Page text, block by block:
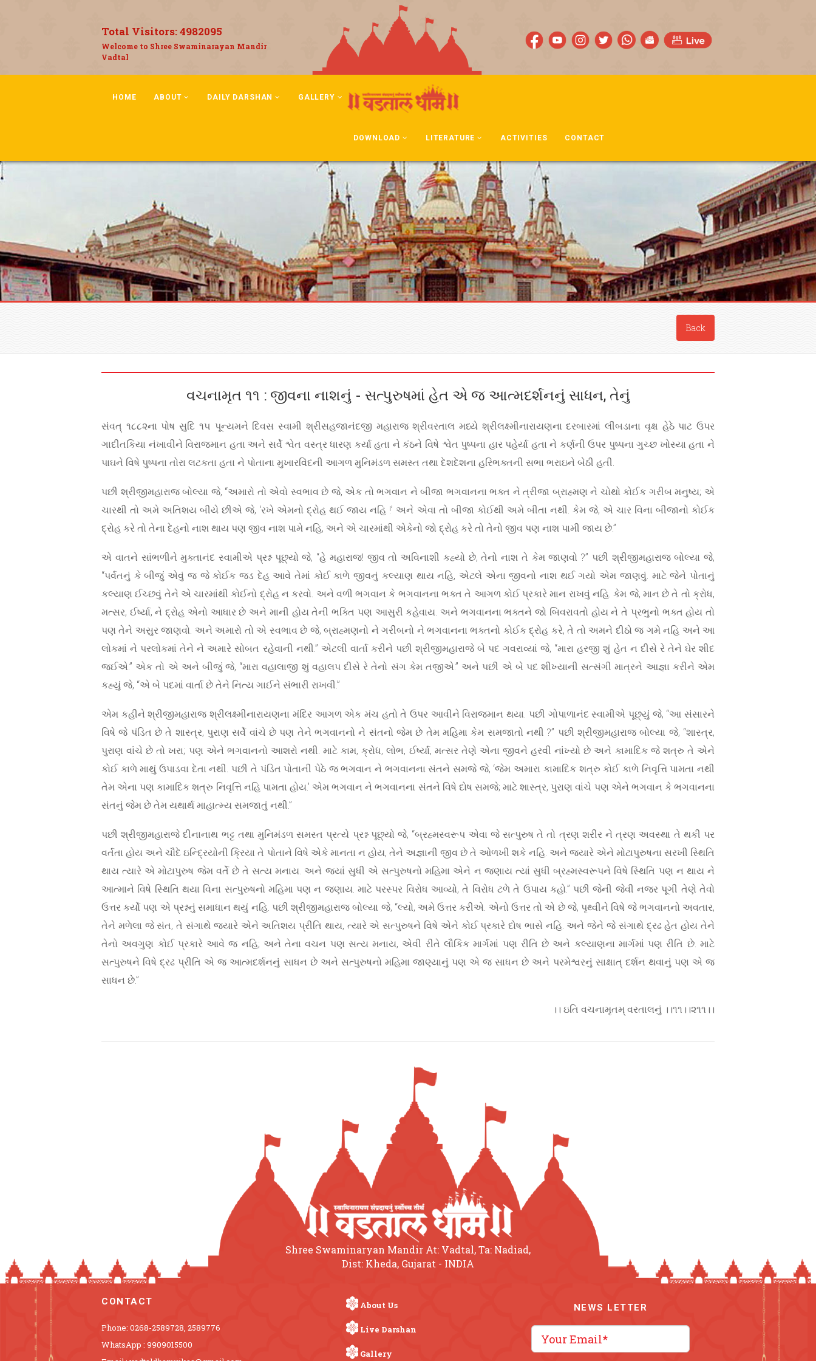
Total Visitors:4982095
Welcome to Shree Swaminarayan Mandir
Vadtal
HOME ABOUT DAILY DARSHAN GALLERY
DOWNLOAD LITERATURE ACTIVITIES CONTACT
Back
વચનામૃત ૧૧ : જીવના નાશનું - સત્પુરુષમાં હેત એ જ આત્મદર્શનનું સાધન, તેનું
સંવત્ ૧૮૮૨ના પોષ સુદિ ૧૫ પૂન્યમને દિવસ સ્વામી શ્રીસહજાનંદજી મહારાજ શ્રીવરતાલ મધ્યે શ્રીલક્ષ્મીનારાયણના દરબારમાં લીંબડાના વૃક્ષ હેઠે પાટ ઉપર
ગાદીતકિયા નંખાવીને વિરાજમાન હતા અને સર્વે શ્વેત વસ્ત્ર ધારણ કર્યા હતા ને કંઠને વિષે શ્વેત પુષ્પના હાર પહેર્યા હતા ને કર્ણની ઉપર પુષ્પના ગુચ્છ ખોસ્યા હતા ને
પાઘને વિષે પુષ્પના તોરા લટકતા હતા ને પોતાના મુખારવિંદની આગળ મુનિમંડળ સમસ્ત તથા દેશદેશના હરિભક્તની સભા ભરાઇને બેઠી હતી.
પછી શ્રીજીમહારાજ બોલ્યા જે, “અમારો તો એવો સ્વભાવ છે જે, એક તો ભગવાન ને બીજા ભગવાનના ભક્ત ને ત્રીજા બ્રાહ્મણ ને ચોથો કોઈક ગરીબ મનુષ્ય; એ
ચારથી તો અમે અતિશય બીયે છીએ જે, ‘રખે એમનો દ્રોહ થઈ જાય નહિ !’ અને એવા તો બીજા કોઈથી અમે બીતા નથી. કેમ જે, એ ચાર વિના બીજાનો કોઈક
દ્રોહ કરે તો તેના દેહનો નાશ થાય પણ જીવ નાશ પામે નહિ, અને એ ચારમાંથી એકેનો જો દ્રોહ કરે તો તેનો જીવ પણ નાશ પામી જાય છે.”
એ વાતને સાંભળીને મુક્તાનંદ સ્વામીએ પ્રશ્ન પૂછ્યો જે, “હે મહારાજ! જીવ તો અવિનાશી કહ્યો છે, તેનો નાશ તે કેમ જાણવો ?” પછી શ્રીજીમહારાજ બોલ્યા જે,
“પર્વતનું કે બીજું એવું જ જે કોઈક જડ દેહ આવે તેમાં કોઈ કાળે જીવનું કલ્યાણ થાય નહિ, એટલે એના જીવનો નાશ થઈ ગયો એમ જાણવું. માટે જેને પોતાનું
કલ્યાણ ઈચ્છવું તેને એ ચારમાંથી કોઈનો દ્રોહ ન કરવો. અને વળી ભગવાન કે ભગવાનના ભક્ત તે આગળ કોઈ પ્રકારે માન રાખવું નહિ. કેમ જે, માન છે તે તો ક્રોધ,
મત્સર, ઈર્ષ્યા, ને દ્રોહ એનો આધાર છે અને માની હોય તેની ભક્તિ પણ આસુરી કહેવાય. અને ભગવાનના ભક્તને જો બિવરાવતો હોય ને તે પ્રભુનો ભક્ત હોય તો
પણ તેને અસુર જાણવો. અને અમારો તો એ સ્વભાવ છે જે, બ્રાહ્મણનો ને ગરીબનો ને ભગવાનના ભક્તનો કોઈક દ્રોહ કરે, તે તો અમને દીઠો જ ગમે નહિ અને આ
લોકમાં ને પરલોકમાં તેને ને અમારે સોબત રહેવાની નથી.” એટલી વાર્તા કરીને પછી શ્રીજીમહારાજે બે પદ ગવરાવ્યાં જે, “મારા હરજી શું હેત ન દીસે રે તેને ઘેર શીદ
જઈએ.” એક તો એ અને બીજું જે, “મારા વહાલાજી શું વહાલપ દીસે રે તેનો સંગ કેમ તજીએ.” અને પછી એ બે પદ શીખ્યાની સત્સંગી માત્રને આજ્ઞા કરીને એમ
કહ્યું જે, “એ બે પદમાં વાર્તા છે તેને નિત્ય ગાઈને સંભારી રાખવી.”
એમ કહીને શ્રીજીમહારાજ શ્રીલક્ષ્મીનારાયણના મંદિર આગળ એક મંચ હતો તે ઉપર આવીને વિરાજમાન થયા. પછી ગોપાળાનંદ સ્વામીએ પૂછ્યું જે, “આ સંસારને
વિષે જે પંડિત છે તે શાસ્ત્ર, પુરાણ સર્વે વાંચે છે પણ તેને ભગવાનનો ને સંતનો જેમ છે તેમ મહિમા કેમ સમજાતો નથી ?” પછી શ્રીજીમહારાજ બોલ્યા જે, “શાસ્ત્ર,
પુરાણ વાંચે છે તો ખરા; પણ એને ભગવાનનો આશરો નથી. માટે કામ, ક્રોધ, લોભ, ઈર્ષ્યા, મત્સર તેણે એના જીવને હરવી નાંખ્યો છે અને કામાદિક જે શત્રુ તે એને
કોઈ કાળે માથું ઉપાડવા દેતા નથી. પછી તે પંડિત પોતાની પેઠે જ ભગવાન ને ભગવાનના સંતને સમજે જે, ‘જેમ અમારા કામાદિક શત્રુ કોઈ કાળે નિવૃત્તિ પામતા નથી
તેમ એના પણ કામાદિક શત્રુ નિવૃત્તિ નહિ પામતા હોય.’ એમ ભગવાન ને ભગવાનના સંતને વિષે દોષ સમજે; માટે શાસ્ત્ર, પુરાણ વાંચે પણ એને ભગવાન કે ભગવાનના
સંતનું જેમ છે તેમ યથાર્થ માહાત્મ્ય સમજાતું નથી.”
પછી શ્રીજીમહારાજે દીનાનાથ ભટ્ટ તથા મુનિમંડળ સમસ્ત પ્રત્યે પ્રશ્ન પૂછ્યો જે, “બ્રહ્મસ્વરૂપ એવા જે સત્પુરુષ તે તો ત્રણ શરીર ને ત્રણ અવસ્થા તે થકી પર
વર્તતા હોય અને ચૌદે ઇન્દ્રિયોની ક્રિયા તે પોતાને વિષે એકે માનતા ન હોય, તેને અજ્ઞાની જીવ છે તે ઓળખી શકે નહિ. અને જ્યારે એને મોટાપુરુષના સરખી સ્થિતિ
થાય ત્યારે એ મોટાપુરુષ જેમ વર્તે છે તે સત્ય મનાય. અને જ્યાં સુધી એ સત્પુરુષનો મહિમા એને ન જણાય ત્યાં સુધી બ્રહ્મસ્વરૂપને વિષે સ્થિતિ પણ ન થાય ને
આત્માને વિષે સ્થિતિ થયા વિના સત્પુરુષનો મહિમા પણ ન જણાય. માટે પરસ્પર વિરોધ આવ્યો, તે વિરોધ ટળે તે ઉપાય કહો.” પછી જેની જેવી નજર પૂગી તેણે તેવો
ઉત્તર કર્યો પણ એ પ્રશ્નનું સમાધાન થયું નહિ. પછી શ્રીજીમહારાજ બોલ્યા જે, “લ્યો, અમે ઉત્તર કરીએ. એનો ઉત્તર તો એ છે જે, પૃથ્વીને વિષે જે ભગવાનનો અવતાર,
તેને મળેલા જે સંત, તે સંગાથે જ્યારે એને અતિશય પ્રીતિ થાય, ત્યારે એ સત્પુરુષને વિષે એને કોઈ પ્રકારે દોષ ભાસે નહિ. અને જેને જે સંગાથે દ્રઢ હેત હોય તેને
તેનો અવગુણ કોઈ પ્રકારે આવે જ નહિ; અને તેના વચન પણ સત્ય મનાય, એવી રીતે લૌકિક માર્ગમાં પણ રીતિ છે અને કલ્યાણના માર્ગમાં પણ રીતિ છે. માટે
સત્પુરુષને વિષે દ્રઢ પ્રીતિ એ જ આત્મદર્શનનું સાધન છે અને સત્પુરુષનો મહિમા જાણ્યાનું પણ એ જ સાધન છે અને પરમેશ્વરનું સાક્ષાત્ દર્શન થવાનું પણ એ જ
સાધન છે.”
।। ઇતિ વચનામૃતમ્ વરતાલનું ।।૧૧।।૨૧૧।।
Shree Swaminaryan Mandir At: Vadtal, Ta: Nadiad,
Dist: Kheda, Gujarat - INDIA
CONTACT
Phone: 0268-2589728, 2589776
WhatsApp : 9909015500
About Us
Live Darshan
Gallery
NEWS LETTER